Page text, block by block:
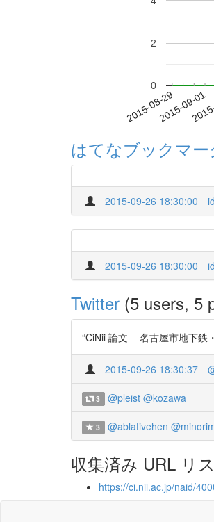
2015-08-292015-09-01
0
2
はてなブックマー
2015-09-26 18:30:00
2015-09-26 18:30:00
Twitter (5 users, 5
“CiNii 論文 - 名古屋市地下鉄
2015-09-26 18:30:37
3 @pleist @kozawa
3 @ablativehen
収集済み URL リ
https://ci.nii.ac.jp/naid/